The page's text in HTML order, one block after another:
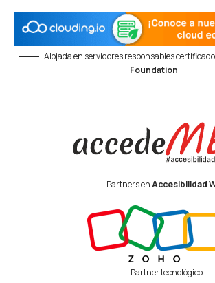
Alojada en servidores responsables
Foundation
Partners enAccesibilidad
Partner tecnológico